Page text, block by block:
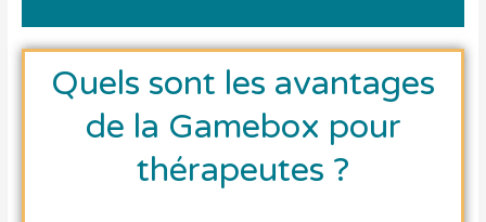
Quels sont les avantages
de la Gamebox pour
thérapeutes ?